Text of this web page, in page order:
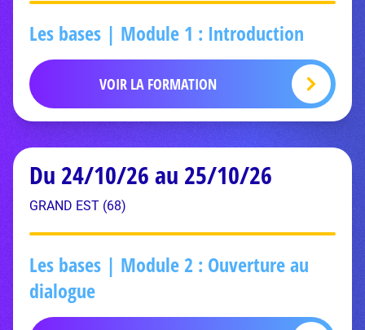
Les bases | Module 1 : Introduction
VOIR LA FORMATION
Du 24/10/26 au 25/10/26
GRAND EST (68)
Les bases | Module 2 : Ouverture au
dialogue